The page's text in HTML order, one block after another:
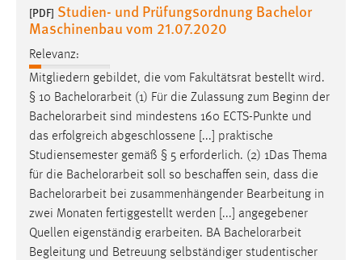
[PDF] Studien- und Prüfungsordnung Bachelor
Maschinenbau vom 21.07.2020
Relevanz:
Mitgliedern gebildet, die vom Fakultätsrat bestellt wird.
§ 10 Bachelorarbeit (1) Für die Zulassung zum Beginn der
Bachelorarbeit sind mindestens 160 ECTS-Punkte und
das erfolgreich abgeschlossene [...] praktische
Studiensemester gemäß § 5 erforderlich. (2) 1Das Thema
für die Bachelorarbeit soll so beschaffen sein, dass die
Bachelorarbeit bei zusammenhängender Bearbeitung in
zwei Monaten fertiggestellt werden [...] angegebener
Quellen eigenständig erarbeiten. BA Bachelorarbeit
Begleitung und Betreuung selbständiger studentischer